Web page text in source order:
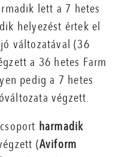
lett a 7 hetes
helyezést értek el
változatával (36
a 36 hetes Farm
pedig a 7 hetes
végzett.
harmadik
(Aviform